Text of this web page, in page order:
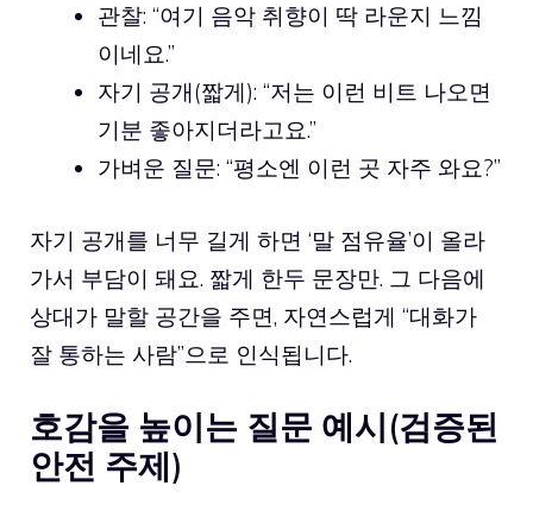
관찰: “여기 음악 취향이 딱 라운지 느낌
이네요.”
자기 공개(짧게): “저는 이런 비트 나오면
기분 좋아지더라고요.”
가벼운 질문: “평소엔 이런 곳 자주 와요?”
자기 공개를 너무 길게 하면 ‘말 점유율’이 올라
가서 부담이 돼요. 짧게 한두 문장만. 그 다음에
상대가 말할 공간을 주면, 자연스럽게 “대화가
잘 통하는 사람”으로 인식됩니다.
호감을 높이는 질문 예시(검증된
안전 주제)